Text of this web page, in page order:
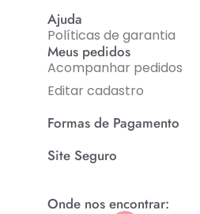
Ajuda
Políticas de garantia
Meus pedidos
Acompanhar pedidos
Editar cadastro
Formas de Pagamento
Site Seguro
Onde nos encontrar: